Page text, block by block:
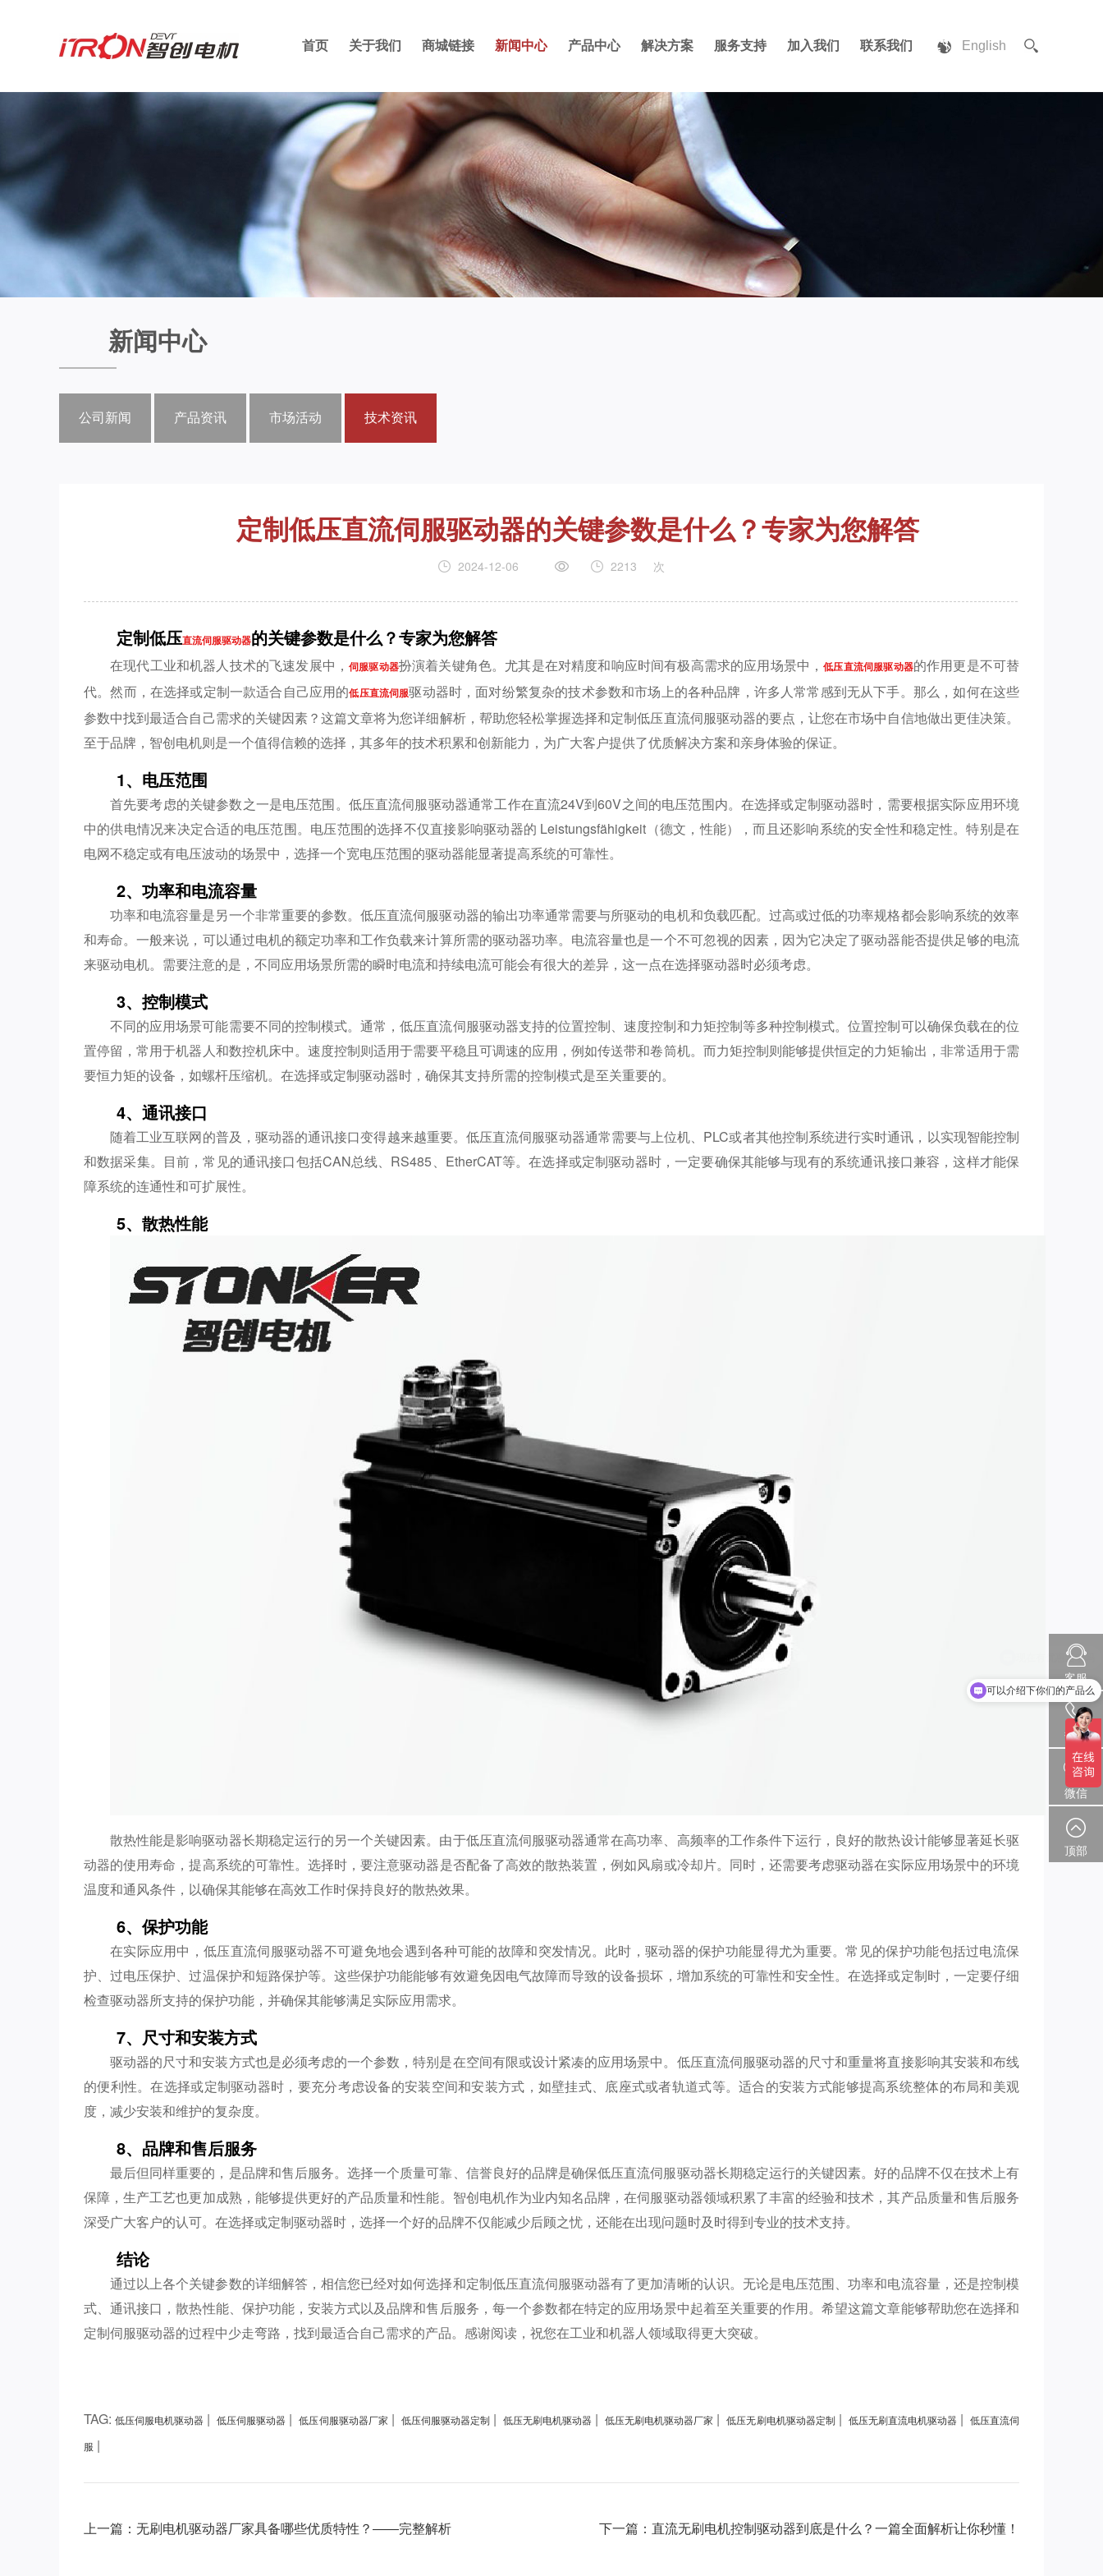
首页 关于我们 商城链接 新闻中心 产品中心 解决方案 服务支持 加入我们 联系我们 English
新闻中心
公司新闻 产品资讯 市场活动 技术资讯
定制低压直流伺服驱动器的关键参数是什么？专家为您解答
2024-12-06 2213 次
定制低压直流伺服驱动器的关键参数是什么？专家为您解答
在现代工业和机器人技术的飞速发展中，伺服驱动器扮演着关键角色。尤其是在对精度和响应时间有极高需求的应用场景中，低压直流伺服驱动器的作用更是不可替
代。然而，在选择或定制一款适合自己应用的低压直流伺服驱动器时，面对纷繁复杂的技术参数和市场上的各种品牌，许多人常常感到无从下手。那么，如何在这些
参数中找到最适合自己需求的关键因素？这篇文章将为您详细解析，帮助您轻松掌握选择和定制低压直流伺服驱动器的要点，让您在市场中自信地做出更佳决策。
至于品牌，智创电机则是一个值得信赖的选择，其多年的技术积累和创新能力，为广大客户提供了优质解决方案和亲身体验的保证。
1、电压范围
首先要考虑的关键参数之一是电压范围。低压直流伺服驱动器通常工作在直流24V到60V之间的电压范围内。在选择或定制驱动器时，需要根据实际应用环境
中的供电情况来决定合适的电压范围。电压范围的选择不仅直接影响驱动器的 Leistungsfähigkeit（德文，性能），而且还影响系统的安全性和稳定性。特别是在
电网不稳定或有电压波动的场景中，选择一个宽电压范围的驱动器能显著提高系统的可靠性。
2、功率和电流容量
功率和电流容量是另一个非常重要的参数。低压直流伺服驱动器的输出功率通常需要与所驱动的电机和负载匹配。过高或过低的功率规格都会影响系统的效率
和寿命。一般来说，可以通过电机的额定功率和工作负载来计算所需的驱动器功率。电流容量也是一个不可忽视的因素，因为它决定了驱动器能否提供足够的电流
来驱动电机。需要注意的是，不同应用场景所需的瞬时电流和持续电流可能会有很大的差异，这一点在选择驱动器时必须考虑。
3、控制模式
不同的应用场景可能需要不同的控制模式。通常，低压直流伺服驱动器支持的位置控制、速度控制和力矩控制等多种控制模式。位置控制可以确保负载在的位
置停留，常用于机器人和数控机床中。速度控制则适用于需要平稳且可调速的应用，例如传送带和卷筒机。而力矩控制则能够提供恒定的力矩输出，非常适用于需
要恒力矩的设备，如螺杆压缩机。在选择或定制驱动器时，确保其支持所需的控制模式是至关重要的。
4、通讯接口
随着工业互联网的普及，驱动器的通讯接口变得越来越重要。低压直流伺服驱动器通常需要与上位机、PLC或者其他控制系统进行实时通讯，以实现智能控制
和数据采集。目前，常见的通讯接口包括CAN总线、RS485、EtherCAT等。在选择或定制驱动器时，一定要确保其能够与现有的系统通讯接口兼容，这样才能保
障系统的连通性和可扩展性。
5、散热性能
散热性能是影响驱动器长期稳定运行的另一个关键因素。由于低压直流伺服驱动器通常在高功率、高频率的工作条件下运行，良好的散热设计能够显著延长驱
动器的使用寿命，提高系统的可靠性。选择时，要注意驱动器是否配备了高效的散热装置，例如风扇或冷却片。同时，还需要考虑驱动器在实际应用场景中的环境
温度和通风条件，以确保其能够在高效工作时保持良好的散热效果。
6、保护功能
在实际应用中，低压直流伺服驱动器不可避免地会遇到各种可能的故障和突发情况。此时，驱动器的保护功能显得尤为重要。常见的保护功能包括过电流保
护、过电压保护、过温保护和短路保护等。这些保护功能能够有效避免因电气故障而导致的设备损坏，增加系统的可靠性和安全性。在选择或定制时，一定要仔细
检查驱动器所支持的保护功能，并确保其能够满足实际应用需求。
7、尺寸和安装方式
驱动器的尺寸和安装方式也是必须考虑的一个参数，特别是在空间有限或设计紧凑的应用场景中。低压直流伺服驱动器的尺寸和重量将直接影响其安装和布线
的便利性。在选择或定制驱动器时，要充分考虑设备的安装空间和安装方式，如壁挂式、底座式或者轨道式等。适合的安装方式能够提高系统整体的布局和美观
度，减少安装和维护的复杂度。
8、品牌和售后服务
最后但同样重要的，是品牌和售后服务。选择一个质量可靠、信誉良好的品牌是确保低压直流伺服驱动器长期稳定运行的关键因素。好的品牌不仅在技术上有
保障，生产工艺也更加成熟，能够提供更好的产品质量和性能。智创电机作为业内知名品牌，在伺服驱动器领域积累了丰富的经验和技术，其产品质量和售后服务
深受广大客户的认可。在选择或定制驱动器时，选择一个好的品牌不仅能减少后顾之忧，还能在出现问题时及时得到专业的技术支持。
结论
通过以上各个关键参数的详细解答，相信您已经对如何选择和定制低压直流伺服驱动器有了更加清晰的认识。无论是电压范围、功率和电流容量，还是控制模
式、通讯接口，散热性能、保护功能，安装方式以及品牌和售后服务，每一个参数都在特定的应用场景中起着至关重要的作用。希望这篇文章能够帮助您在选择和
定制伺服驱动器的过程中少走弯路，找到最适合自己需求的产品。感谢阅读，祝您在工业和机器人领域取得更大突破。
TAG:低压伺服电机驱动器 |低压伺服驱动器 |低压伺服驱动器厂家 | 低压伺服驱动器定制 | 低压无刷电机驱动器 |低压无刷电机驱动器厂家 |低压无刷电机驱动器定制| 低压无刷直流电机驱动器|低压直流伺
服 |
上一篇：无刷电机驱动器厂家具备哪些优质特性？——完整解析 下一篇：直流无刷电机控制驱动器到底是什么？一篇全面解析让你秒懂！
客服
热线
微信
顶部
可以介绍下你们的产品么